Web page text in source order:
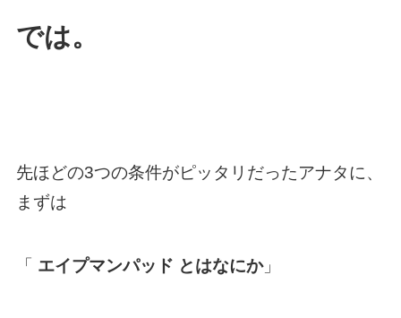
では。
先ほどの3つの条件がピッタリだったアナタに、
まずは
「 エイプマンパッド とはなにか」